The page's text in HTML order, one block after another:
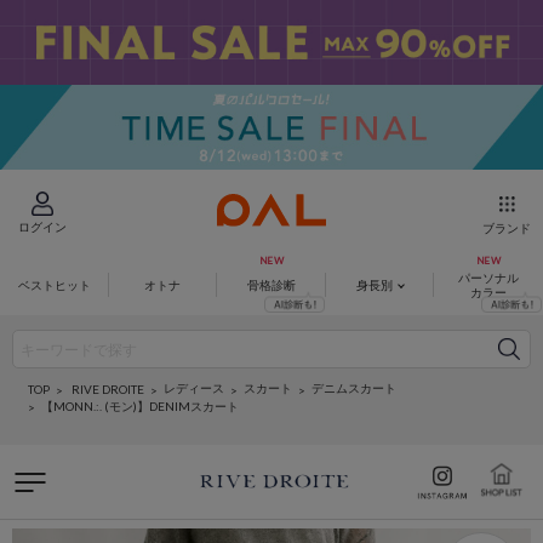
ログイン ブランド
ベストヒット オトナ 骨格診断 身長別
パーソナル
カラー
TOP RIVE DROITE レディース スカート
デニムスカート
【MONN.:. (モン)】DENIMスカート